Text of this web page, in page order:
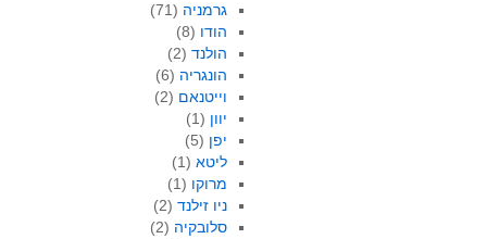
גרמניה (71)
הודו (8)
הולנד (2)
הונגריה (6)
וייטנאם (2)
יוון (1)
יפן (5)
ליטא (1)
מרוקו (1)
ניו זילנד (2)
סלובקיה (2)